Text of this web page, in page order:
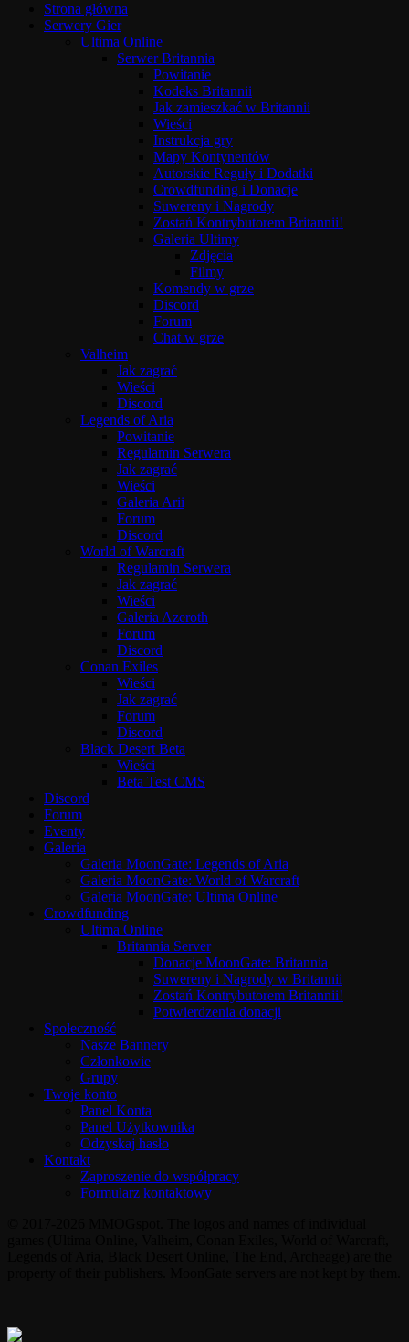
Strona główna
Serwery Gier
Ultima Online
Serwer Britannia
Powitanie
Kodeks Britannii
Jak zamieszkać w Britannii
Wieści
Instrukcja gry
Mapy Kontynentów
Autorskie Reguły i Dodatki
Crowdfunding i Donacje
Suwereny i Nagrody
Zostań Kontrybutorem Britannii!
Galeria Ultimy
Zdjęcia
Filmy
Komendy w grze
Discord
Forum
Chat w grze
Valheim
Jak zagrać
Wieści
Discord
Legends of Aria
Powitanie
Regulamin Serwera
Jak zagrać
Wieści
Galeria Arii
Forum
Discord
World of Warcraft
Regulamin Serwera
Jak zagrać
Wieści
Galeria Azeroth
Forum
Discord
Conan Exiles
Wieści
Jak zagrać
Forum
Discord
Black Desert Beta
Wieści
Beta Test CMS
Discord
Forum
Eventy
Galeria
Galeria MoonGate: Legends of Aria
Galeria MoonGate: World of Warcraft
Galeria MoonGate: Ultima Online
Crowdfunding
Ultima Online
Britannia Server
Donacje MoonGate: Britannia
Suwereny i Nagrody w Britannii
Zostań Kontrybutorem Britannii!
Potwierdzenia donacji
Społeczność
Nasze Bannery
Członkowie
Grupy
Twoje konto
Panel Konta
Panel Użytkownika
Odzyskaj hasło
Kontakt
Zaproszenie do współpracy
Formularz kontaktowy